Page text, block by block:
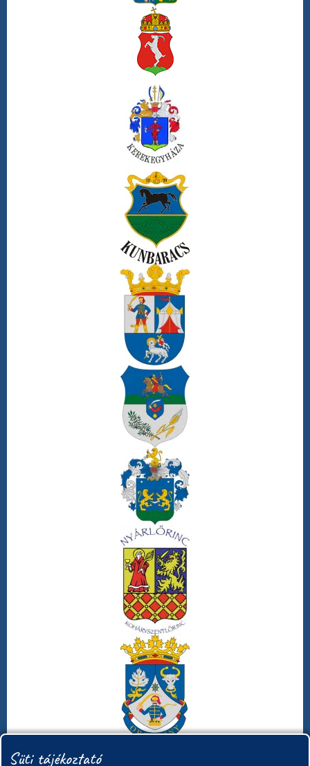
Süti tájékoztató